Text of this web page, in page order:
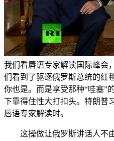
我们看唇语专家解读国际峰会
们看到了驱逐俄罗斯总统的
你也是。而是享受那种“哇塞”
下靠得住性大打扣头。特朗普
唇语专家解读时。
这操做让俄罗斯讲话人不由